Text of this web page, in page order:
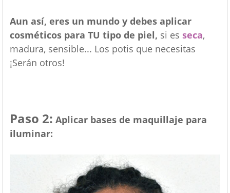
Aun así, eres un mundo y debes aplicar
cosméticos para TU tipo de piel, si es seca,
madura, sensible... Los potis que necesitas
¡Serán otros!
Paso 2: Aplicar bases de maquillaje para
iluminar: